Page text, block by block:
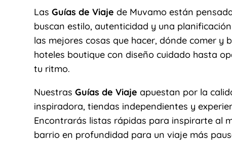
LasGuías de Viaje de Muvamo están
buscan estilo, autenticidad y una
las mejores cosas que hacer, dónde comer y
hoteles boutique con diseño cuidado hasta
tu ritmo.
NuestrasGuías de Viaje apuestan por la
inspiradora, tiendas independientes y
Encontrarás listas rápidas para inspirarte al
barrio en profundidad para un viaje más